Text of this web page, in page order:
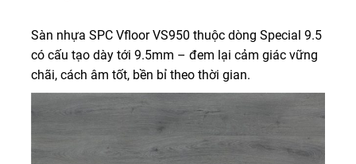
Sàn nhựa SPC Vfloor VS950 thuộc dòng Special 9.5
có cấu tạo dày tới 9.5mm – đem lại cảm giác vững
chãi, cách âm tốt, bền bỉ theo thời gian.